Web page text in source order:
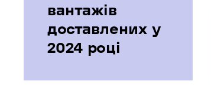
вантажів
доставлених у
2024 році